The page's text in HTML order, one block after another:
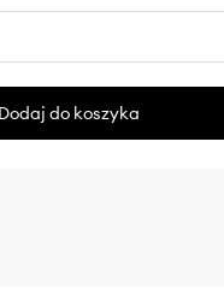
Dodaj do koszyka